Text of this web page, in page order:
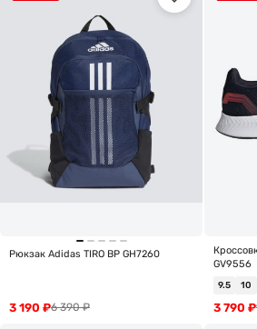
Рюкзак Adidas TIRO BP GH7260
6 390₽
3 190 ₽
GV9556
9.5 10
3 790 ₽